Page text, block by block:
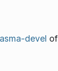
devel of